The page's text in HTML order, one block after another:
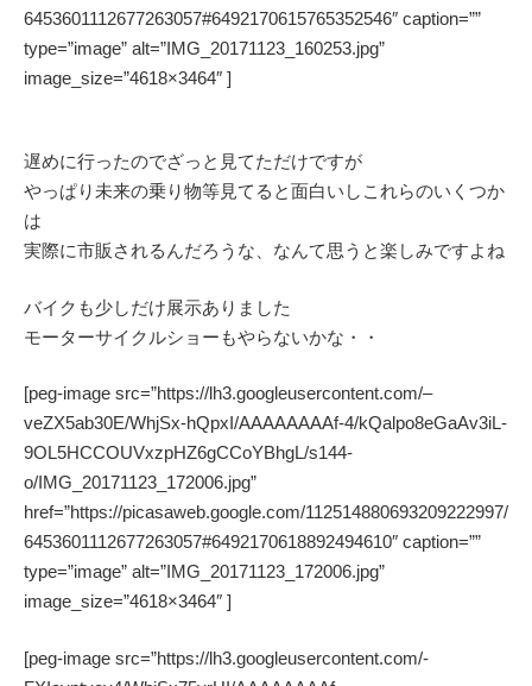
6453601112677263057#6492170615765352546″ caption=””
type=”image” alt=”IMG_20171123_160253.jpg”
image_size=”4618×3464″ ]
遅めに行ったのでざっと見てただけですが
やっぱり未来の乗り物等見てると面白いしこれらのいくつか
は
実際に市販されるんだろうな、なんて思うと楽しみですよね
バイクも少しだけ展示ありました
モーターサイクルショーもやらないかな・・
[peg-image src=”https://lh3.googleusercontent.com/–
veZX5ab30E/WhjSx-hQpxI/AAAAAAAAf-4/kQalpo8eGaAv3iL-
9OL5HCCOUVxzpHZ6gCCoYBhgL/s144-
o/IMG_20171123_172006.jpg”
href=”https://picasaweb.google.com/112514880693209222997/
6453601112677263057#6492170618892494610″ caption=””
type=”image” alt=”IMG_20171123_172006.jpg”
image_size=”4618×3464″ ]
[peg-image src=”https://lh3.googleusercontent.com/-